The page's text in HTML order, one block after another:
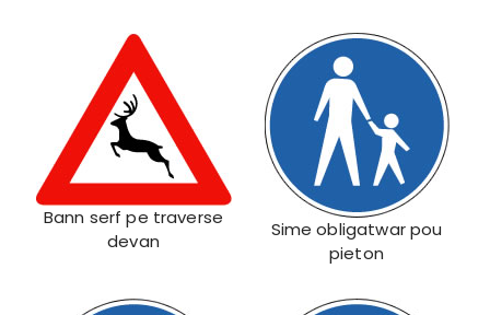
Bann serf pe traverse
devan
Sime obligatwar pou
pieton